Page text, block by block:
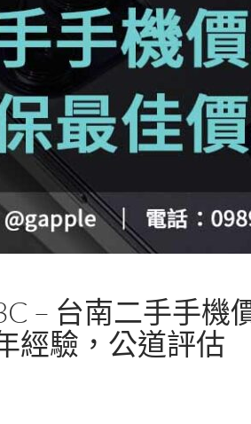
– 台南二手手機
經驗，公道評估